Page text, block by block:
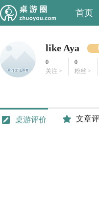
首页
like Aya
0
关注 >
0
粉丝 >
桌游评价 文章